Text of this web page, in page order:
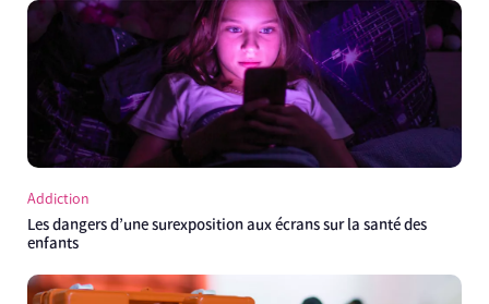
Addiction
Les dangers d’une surexposition aux écrans sur la santé des
enfants